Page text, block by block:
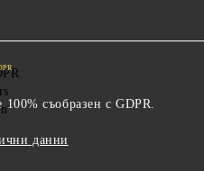
съобразен с GDPR.
данни